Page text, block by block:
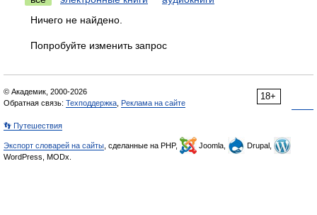
Ничего не найдено.
Попробуйте изменить запрос
18+
© Академик, 2000-2026
Обратная связь: Техподдержка Реклама на сайте
👣 Путешествия
Экспорт словарей на сайты , сделанные на PHP, Joomla,
Drupal,
WordPress, MODx.